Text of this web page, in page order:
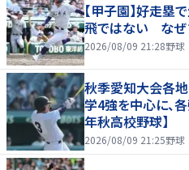
【甲子園】好走塁
飛ではない なぜ
2026/08/09 21:28野球
秋季愛知大会各地
学4強を中心に、
年秋高校野球】
2026/08/09 21:25野球